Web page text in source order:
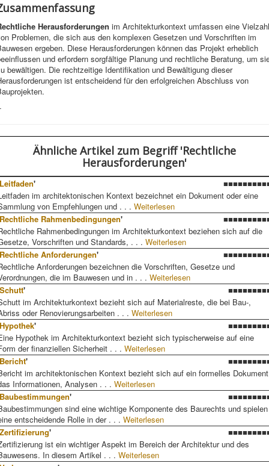
Herausforderungen im Architekturkontext umfassen eine Vielzahl
Problemen, die sich aus den komplexen Gesetzen und Vorschriften im
ergeben. Diese Herausforderungen können das Projekt erheblich
und erfordern sorgfältige Planung und rechtliche Beratung, um
bewältigen. Die rechtzeitige Identifikation und Bewältigung dieser
ist entscheidend für den erfolgreichen Abschluss von
Ähnliche Artikel zum Begriff 'Rechtliche
Herausforderungen'
Leitfaden'
im architektonischen Kontext bezeichnet ein Dokument oder eine
von Empfehlungen und . . . Weiterlesen
Rechtliche Rahmenbedingungen'
Rahmenbedingungen im Architekturkontext beziehen sich auf die
Vorschriften und Standards, . . . Weiterlesen
Rechtliche Anforderungen'
Anforderungen bezeichnen die Vorschriften, Gesetze und
die im Bauwesen und in . . . Weiterlesen
Schutt'
im Architekturkontext bezieht sich auf Materialreste, die bei Bau-,
oder Renovierungsarbeiten . . . Weiterlesen
Hypothek'
Hypothek im Architekturkontext bezieht sich typischerweise auf eine
der finanziellen Sicherheit . . . Weiterlesen
Bericht'
im architektonischen Kontext bezieht sich auf ein formelles
Informationen, Analysen . . . Weiterlesen
Baubestimmungen'
sind eine wichtige Komponente des Baurechts und spielen
entscheidende Rolle in der . . . Weiterlesen
Zertifizierung'
ist ein wichtiger Aspekt im Bereich der Architektur und des
In diesem Artikel . . . Weiterlesen